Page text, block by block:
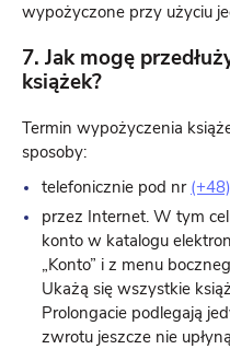
wypożyczone przy użyciu
7. Jak mogę
książek?
Termin wypożyczenia
sposoby:
telefonicznie pod nr
przez Internet. W tym
konto w katalogu
„Konto” i z menu
Ukażą się wszystkie
Prolongacie podlegają
zwrotu jeszcze nie